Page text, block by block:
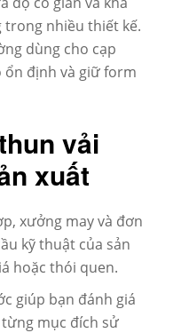
trong nhiều thiết kế.
dùng cho cạp
ổn định và giữ form
vải
xuất
xưởng may và đơn
kỹ thuật của sản
hoặc thói quen.
giúp bạn đánh giá
mục đích sử